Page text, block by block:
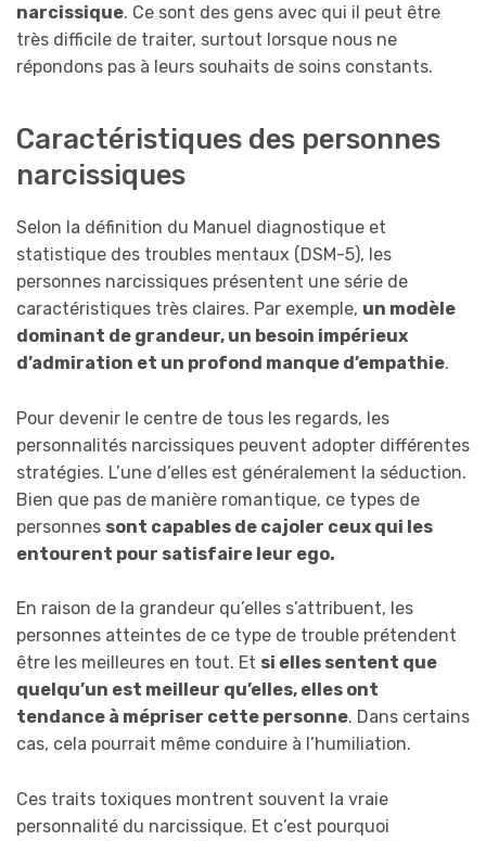
narcissique. Ce sont des gens avec qui il peut être
très difficile de traiter, surtout lorsque nous ne
répondons pas à leurs souhaits de soins constants.
Caractéristiques des personnes
narcissiques
Selon la définition du Manuel diagnostique et
statistique des troubles mentaux (DSM-5), les
personnes narcissiques présentent une série de
caractéristiques très claires. Par exemple, un modèle
dominant de grandeur, un besoin impérieux
d’admiration et un profond manque d’empathie.
Pour devenir le centre de tous les regards, les
personnalités narcissiques peuvent adopter différentes
stratégies. L’une d’elles est généralement la séduction.
Bien que pas de manière romantique, ce types de
personnes sont capables de cajoler ceux qui les
entourent pour satisfaire leur ego.
En raison de la grandeur qu’elles s’attribuent, les
personnes atteintes de ce type de trouble prétendent
être les meilleures en tout. Et si elles sentent que
quelqu’un est meilleur qu’elles, elles ont
tendance à mépriser cette personne. Dans certains
cas, cela pourrait même conduire à l’humiliation.
Ces traits toxiques montrent souvent la vraie
personnalité du narcissique. Et c’est pourquoi